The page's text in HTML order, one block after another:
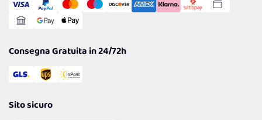
Gestisci Cookie
Reso Facile e Veloce
Consegna Gratuita in 24/72h
Sito sicuro